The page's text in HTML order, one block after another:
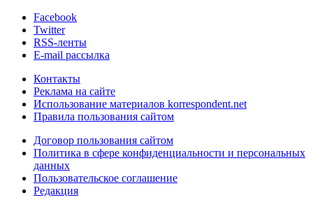
Facebook
Twitter
RSS-ленты
E-mail рассылка
Контакты
Реклама на сайте
Использование материалов korrespondent.net
Правила пользования сайтом
Договор пользования сайтом
Политика в сфере конфиденциальности и персональных
данных
Пользовательское соглашение
Редакция